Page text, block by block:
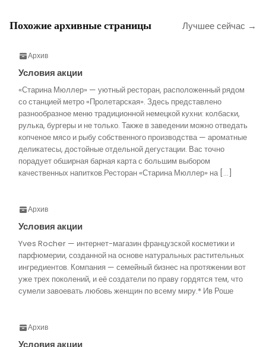
Похожие архивные страницы Лучшее сейчас →
Архив
Условия акции
«Старина Мюллер» — уютный ресторан, расположенный рядом
со станцией метро «Пролетарская». Здесь представлено
разнообразное меню традиционной немецкой кухни: колбаски,
рулька, бургеры и не только. Также в заведении можно отведать
копченое мясо и рыбу собственного производства — ароматные
деликатесы, достойные отдельной дегустации. Вас точно
порадует обширная барная карта с большим выбором
качественных напитков.Ресторан «Старина Мюллер» на […]
Архив
Условия акции
Yves Rocher — интернет-магазин французской косметики и
парфюмерии, созданной на основе натуральных растительных
ингредиентов. Компания — семейный бизнес на протяжении вот
уже трех поколений, и её создатели по праву гордятся тем, что
сумели завоевать любовь женщин по всему миру.* Ив Роше
Архив
Условия акции